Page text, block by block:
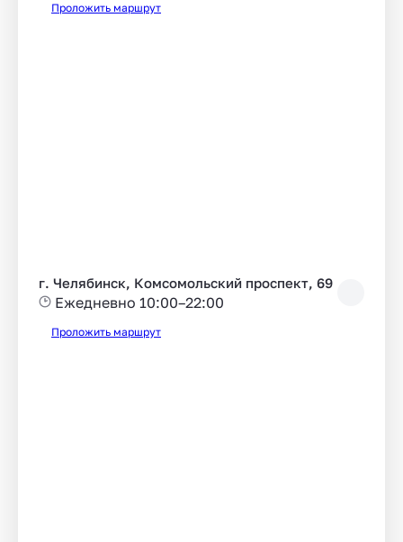
Проложить маршрут
г. Челябинск, Комсомольский проспект, 69
Ежедневно 10:00–22:00
Проложить маршрут